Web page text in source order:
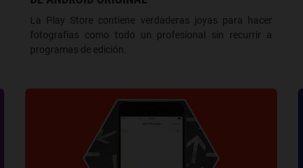
La Play Store contiene verdaderas joyas para hacer
fotografías como todo un profesional sin recurrir a
programas de edición.